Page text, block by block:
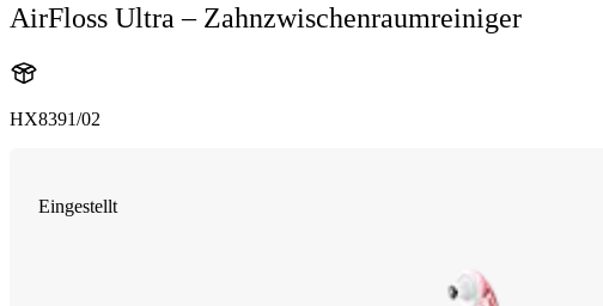
AirFloss Ultra – Zahnzwischenraumreiniger
HX8391/02
Eingestellt